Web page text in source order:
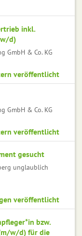
inkl.
d)
GmbH & Co. KG
veröffentlicht
GmbH & Co. KG
veröffentlicht
gesucht
unglaublich
veröffentlicht
bzw.
w/d) für die